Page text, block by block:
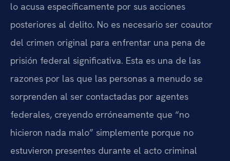
lo acusa específicamente por sus acciones
posteriores al delito. No es necesario ser coautor
del crimen original para enfrentar una pena de
prisión federal significativa. Esta es una de las
razones por las que las personas a menudo se
sorprenden al ser contactadas por agentes
federales, creyendo erróneamente que “no
hicieron nada malo” simplemente porque no
estuvieron presentes durante el acto criminal